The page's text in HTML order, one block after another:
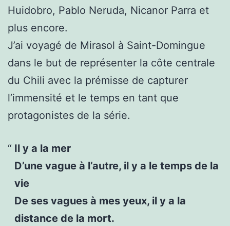
Huidobro, Pablo Neruda, Nicanor Parra et
plus encore.
J’ai voyagé de Mirasol à Saint-Domingue
dans le but de représenter la côte centrale
du Chili avec la prémisse de capturer
l’immensité et le temps en tant que
protagonistes de la série.
Il y a la mer
D’une vague à l’autre, il y a le temps de la
vie
De ses vagues à mes yeux, il y a la
distance de la mort.